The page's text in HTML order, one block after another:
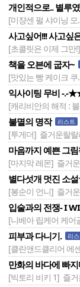
개인적으로.. 별루
[미쟝센 펄 샤이닝 모
사고싶어!!! 사고싶
[초콜릿은 이제 그만!]
책을 오븐에 굽자~
[맛있는 빵 케이크 쿠
익사이팅 무비 -.-
[캐리비안의 해적 :
불멸의 명작 리스트
[투게더] 즐거운랄
마음까지 예쁜 그
[마지막 레몬] 즐거
별다섯개 멋진 소
[봉순이 언니] 즐거
입술과의 전쟁- I
[니베아 립케어 케어
피부과 다니기. 리
[클린앤드클리어 에
만화의 바다에 빠
[빅토리 비키 1] 즐